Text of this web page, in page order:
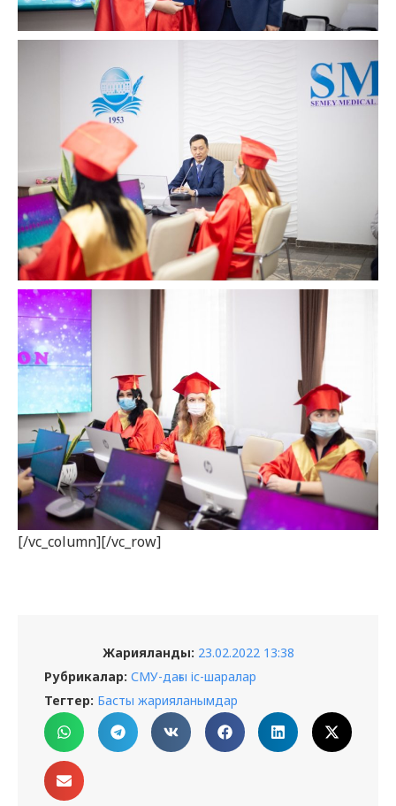
[/vc_column][/vc_row]
Жарияланды: 23.02.2022 13:38
Рубрикалар: СМУ-дағы іс-шаралар
Тегтер: Басты жарияланымдар